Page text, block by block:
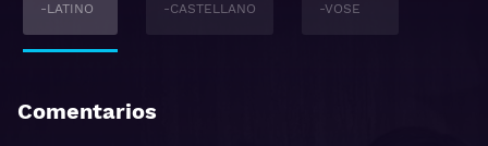
-LATINO
-CASTELLANO
-VOSE
Comentarios